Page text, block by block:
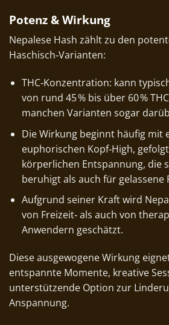
Potenz & Wirkung
Nepalese Hash zählt zu den
Haschisch‑Varianten:
THC‑Konzentration: kann
von rund 45 % bis über 60 %
manchen Varianten sogar
Die Wirkung beginnt häufig mit
euphorischen Kopf‑High,
körperlichen Entspannung, die
beruhigt als auch für gelassene
Aufgrund seiner Kraft wird
von Freizeit‑ als auch von
Anwendern geschätzt.
Diese ausgewogene Wirkung
entspannte Momente, kreative
unterstützende Option zur
Anspannung.